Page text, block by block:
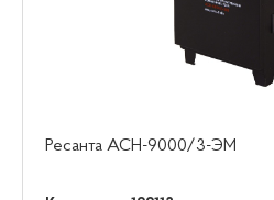
Ресанта АСН-9000/3-ЭМ